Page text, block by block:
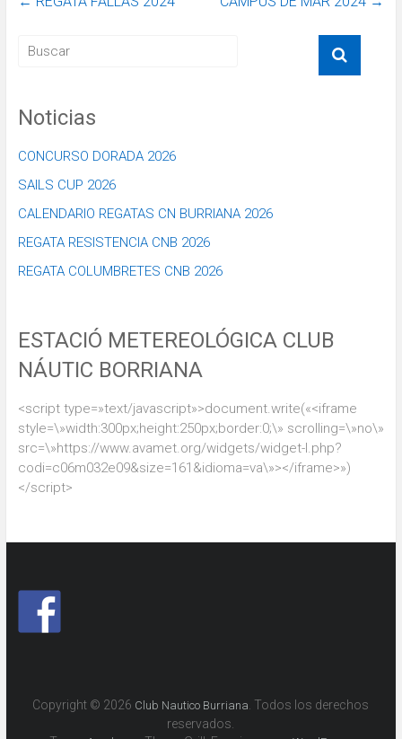
Noticias
CONCURSO DORADA 2026
SAILS CUP 2026
CALENDARIO REGATAS CN BURRIANA 2026
REGATA RESISTENCIA CNB 2026
REGATA COLUMBRETES CNB 2026
ESTACIÓ METEREOLÓGICA CLUB
NÁUTIC BORRIANA
<script type=»text/javascript»>document.write(«<iframe
style=\»width:300px;height:250px;border:0;\» scrolling=\»no\»
src=\»https://www.avamet.org/widgets/widget-l.php?
codi=c06m032e09&size=161&idioma=va\»></iframe>»)
</script>
Copyright © 2026 Club Nautico Burriana . Todos los derechos
reservados.